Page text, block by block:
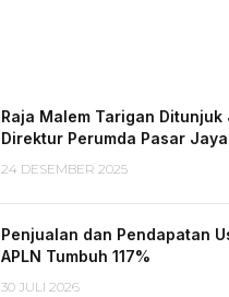
Raja Malem Tarigan Ditunjuk
Direktur Perumda Pasar Jaya
24 DESEMBER 2025
Penjualan dan Pendapatan
APLN Tumbuh 117%
30 JULI 2026